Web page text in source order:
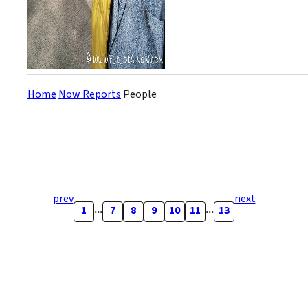
Home Now Reports People
prev next
1 ... 7 8 9 10 11 ... 13